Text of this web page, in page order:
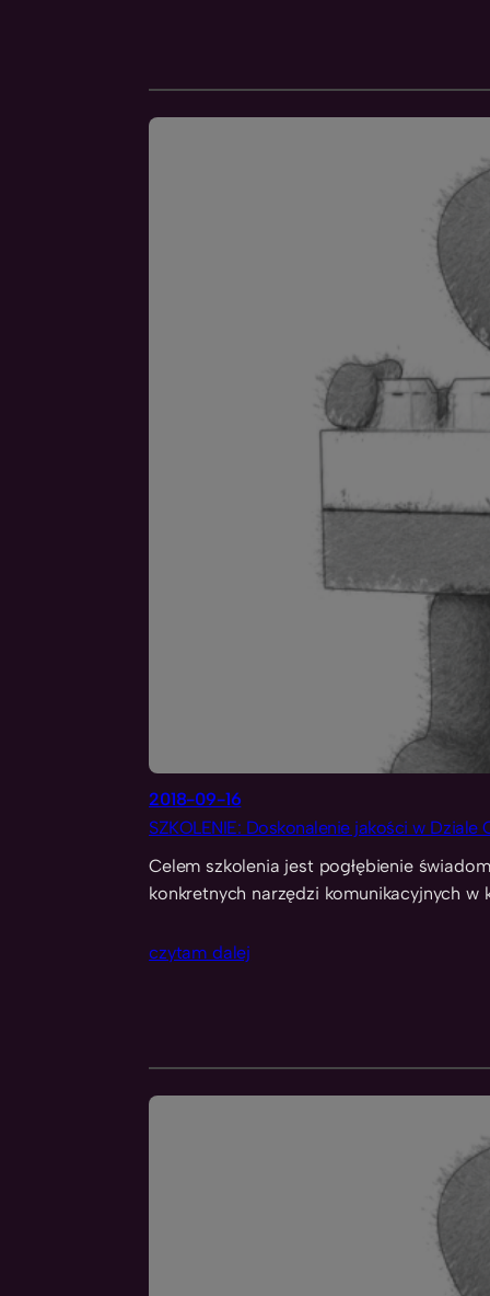
2018-09-16
SZKOLENIE: Doskonalenie jakości w Dziale
Celem szkolenia jest pogłębienie
konkretnych narzędzi komunikacyjnych
czytam dalej